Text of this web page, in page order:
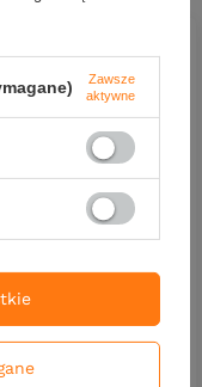
jigowe BKK Prisma
zł
851.07
Zawsze
aktywne